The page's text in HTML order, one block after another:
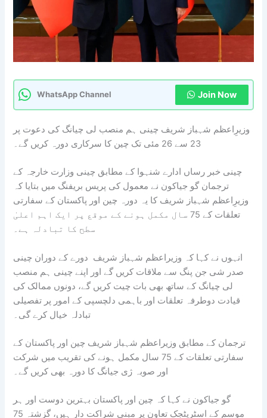
WhatsApp Channel Join Now
وزیرِاعظم شہباز شریف چینی ہم منصب لی چیانگ کی دعوت پر
23 سے 26 مئی تک چین کا سرکاری دورہ کریں گے۔
چینی خبر رساں ادارے شنہوا کے مطابق چینی وزارت خارجہ کے
ترجمان گو جیاکون نے معمول کی پریس بریفنگ میں بتایا کہ
وزیرِاعظم شہباز شریف کا یہ دورہ چین اور پاکستان کے سفارتی
تعلقات کے 75 سال مکمل ہونے کے موقع پر ایک اہم اعلیٰ
سطح کا تبادلہ ہے۔
انہوں نے کہا کہ وزیراعظم شہباز شریف دورے کے دوران چینی
صدر شی جن پنگ سے ملاقات کریں گے اور اپنے چینی ہم منصب
لی چیانگ کے ساتھ بھی بات چیت کریں گے، دونوں ممالک کی
قیادت دوطرفہ تعلقات اور باہمی دلچسپی کے امور پر تفصیلی
تبادلہ خیال کرے گی۔
ترجمان کے مطابق وزیراعظم شہباز شریف چین اور پاکستان کے
سفارتی تعلقات کے 75 سال مکمل ہونے کی تقریب میں شرکت
اور صوبہ ژی جیانگ کا دورہ بھی کریں گے۔
گو جیاکون نے کہا کہ چین اور پاکستان بہترین دوست اور ہر
موسم کے اسٹریٹجک تعاون پر مبنی شراکت دار ہیں، گزشتہ 75